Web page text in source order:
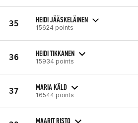
35 HEIDI JÄÄSKELÄINEN
15624 points
36 HEIDI TIKKANEN
15934 points
37 MARIA KÄLD
16544 points
MAARIT RISTO